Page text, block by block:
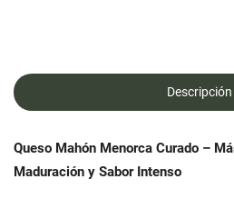
Descripción
Queso Mahón Menorca Curado –
Maduración y Sabor Intenso